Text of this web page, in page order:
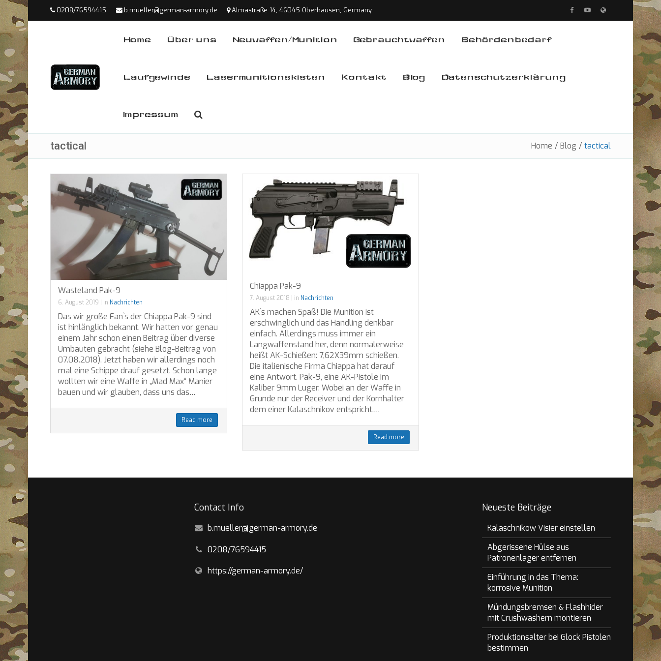
0208/76594415 b.mueller@german-armory.de Almastraße 14, 46045 Oberhausen, Germany
Home Über uns Neuwaffen/Munition Gebrauchtwaffen Behördenbedarf
Laufgewinde Lasermunitionskisten Kontakt Blog Datenschutzerklärung
Impressum
tactical Home / Blog / tactical
Wasteland Pak-9
6. August 2019 in Nachrichten
Das wir große Fan`s der Chiappa Pak-9 sind
ist hinlänglich bekannt. Wir hatten vor genau
einem Jahr schon einen Beitrag über diverse
Umbauten gebracht (siehe Blog-Beitrag von
07.08.2018). Jetzt haben wir allerdings noch
mal eine Schippe drauf gesetzt. Schon lange
wollten wir eine Waffe in „Mad Max“ Manier
bauen und wir glauben, dass uns das…
Read more
Chiappa Pak-9
7. August 2018 in Nachrichten
AK`s machen Spaß! Die Munition ist
erschwinglich und das Handling denkbar
einfach. Allerdings muss immer ein
Langwaffenstand her, denn normalerweise
heißt AK-Schießen: 7,62X39mm schießen.
Die italienische Firma Chiappa hat darauf
eine Antwort. Pak-9, eine AK-Pistole im
Kaliber 9mm Luger. Wobei an der Waffe in
Grunde nur der Receiver und der Kornhalter
dem einer Kalaschnikov entspricht.…
Read more
Contact Info
b.mueller@german-armory.de
0208/76594415
https://german-armory.de/
Neueste Beiträge
Kalaschnikow Visier einstellen
Abgerissene Hülse aus
Patronenlager entfernen
Einführung in das Thema:
korrosive Munition
Mündungsbremsen & Flashhider
mit Crushwashern montieren
Produktionsalter bei Glock Pistolen
bestimmen